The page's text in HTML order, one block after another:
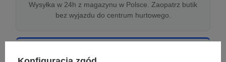
Wysyłka w 24h z magazynu w Polsce. Zaopatrz butik
bez wyjazdu do centrum hurtowego.